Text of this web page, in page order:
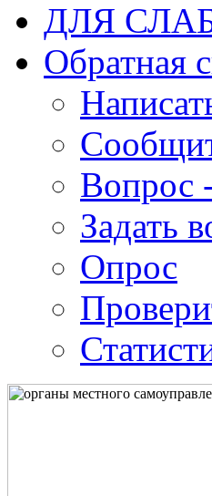
ДЛЯ
Обратная
Вопрос
Задать
Опрос